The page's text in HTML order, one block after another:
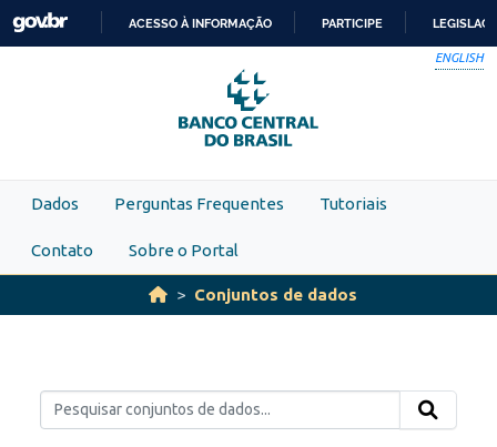
Skip to main content
PARA
O
CONTEÚDO
ACESSO À INFORMAÇÃO PARTICIPE
ENGLISH
Dados Perguntas Frequentes Tutoriais
Contato Sobre o Portal
Conjuntos de dados